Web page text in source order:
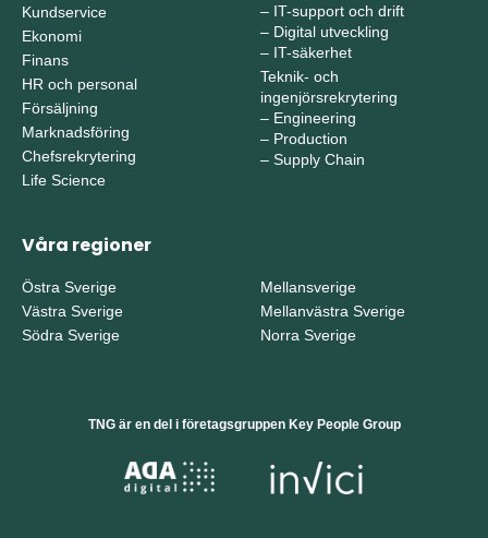
Kundservice
Ekonomi
Finans
HR och personal
Försäljning
Marknadsföring
Chefsrekrytering
Life Science
– IT-support och drift
– Digital utveckling
– IT-säkerhet
Teknik- och
ingenjörsrekrytering
– Engineering
– Production
– Supply Chain
Våra regioner
Östra Sverige
Västra Sverige
Södra Sverige
Mellansverige
Mellanvästra Sverige
Norra Sverige
TNG är en del i företagsgruppen Key People Group